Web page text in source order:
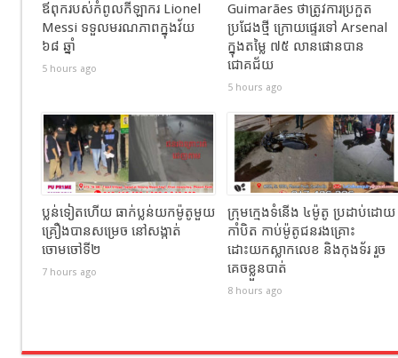
ឪពុករបស់កំពូលកីឡាករ Lionel
Messi ទទួលមរណភាពក្នុងវ័យ
៦៨ ឆ្នាំ
5 hours ago
Guimarães ថាត្រូវការប្រកួត
ប្រជែងថ្មី ក្រោយផ្ទេរទៅ Arsenal
ក្នុងតម្លៃ ៧៥ លានផោនបាន
ជោគជ័យ
5 hours ago
ប្លន់ទៀតហើយ ធាក់ប្លន់យកម៉ូតូមួយ
គ្រឿងបានសម្រេច នៅសង្កាត់
ចោមចៅទី២
7 hours ago
ក្រុមក្មេងទំនើង ៤ម៉ូតូ ប្រដាប់ដោយ
កាំបិត កាប់ម៉ូតូជនរងគ្រោះ
ដោះយកស្លាកលេខ និងកុងទ័រ រួច
គេចខ្លួនបាត់
8 hours ago